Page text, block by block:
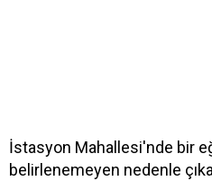
İstasyon Mahallesi'nde bir
belirlenemeyen nedenle